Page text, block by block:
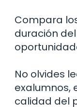
Compara
duración
No olvides
exalumnos,
calidad del